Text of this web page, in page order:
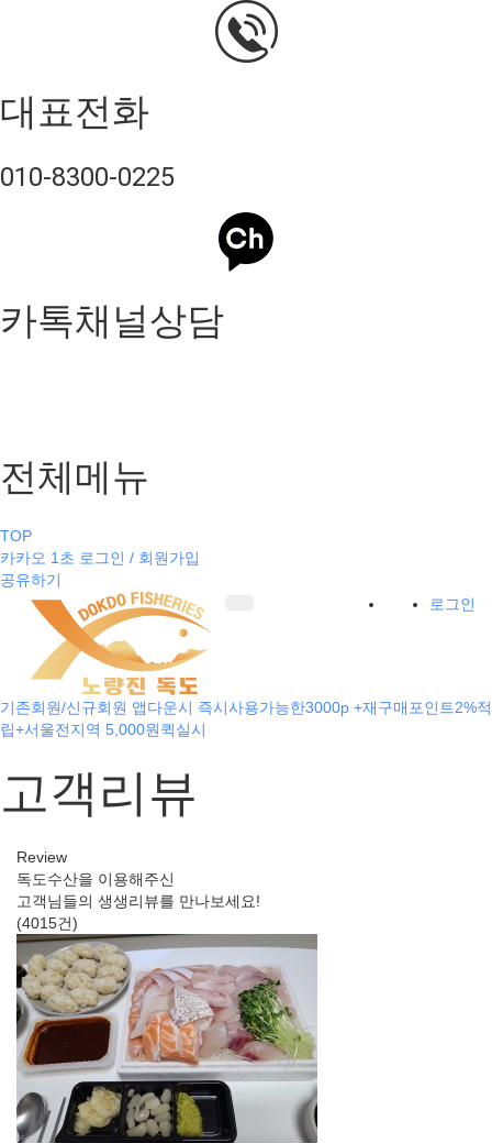
대표전화
010-8300-0225
카톡채널상담
전체메뉴
TOP
카카오 1초 로그인 / 회원가입
공유하기
로그인
기존회원/신규회원 앱다운시 즉시사용가능한3000p +재구매포인트2%적
립+서울전지역 5,000원퀵실시
고객리뷰
Review
독도수산을 이용해주신
고객님들의 생생리뷰를 만나보세요!
(4015건)